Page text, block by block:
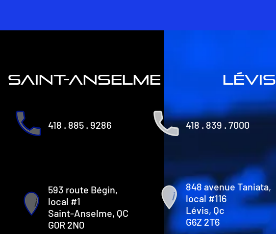
saint-anselme
418 . 885 . 9286
593 route Bégin,
local #1
Saint-Anselme, QC
G0R 2N0
lévis
418 . 839 . 7000
848 avenue Taniata,
local #116
Lévis, Qc
G6Z 2T6